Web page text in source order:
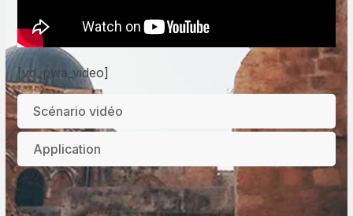
[vd_pwa_video]
Scénario vidéo
Application